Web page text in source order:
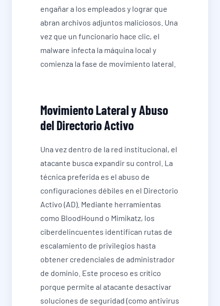
engañar a los empleados y lograr que
abran archivos adjuntos maliciosos. Una
vez que un funcionario hace clic, el
malware infecta la máquina local y
comienza la fase de movimiento lateral.
Movimiento Lateral y Abuso
del Directorio Activo
Una vez dentro de la red institucional, el
atacante busca expandir su control. La
técnica preferida es el abuso de
configuraciones débiles en el Directorio
Activo (AD). Mediante herramientas
como BloodHound o Mimikatz, los
ciberdelincuentes identifican rutas de
escalamiento de privilegios hasta
obtener credenciales de administrador
de dominio. Este proceso es crítico
porque permite al atacante desactivar
soluciones de seguridad (como antivirus